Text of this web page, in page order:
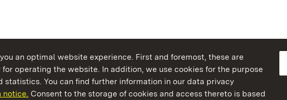
an optimal website experience. First and foremost, these are
operating the website. In addition, we use cookies for the purpose
statistics. You can find further information in our data privacy
notice. Consent to the storage of cookies and access thereto is based